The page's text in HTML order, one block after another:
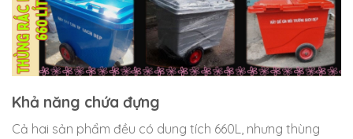
Khả năng chứa đựng
Cả hai sản phẩm đều có dung tích 660L, nhưng thùng